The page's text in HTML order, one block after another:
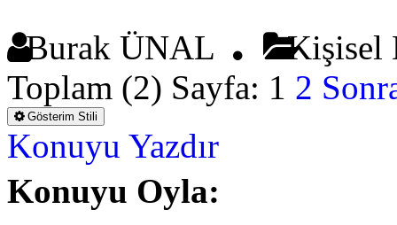
Burak ÜNAL
Kişisel
Toplam (2) Sayfa: 1 2
Gösterim Stili
Konuyu Yazdır
Konuyu Oyla: